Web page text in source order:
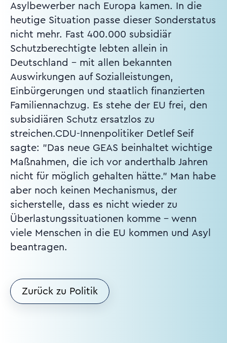
Asylbewerber nach Europa kamen. In die
heutige Situation passe dieser Sonderstatus
nicht mehr. Fast 400.000 subsidiär
Schutzberechtigte lebten allein in
Deutschland - mit allen bekannten
Auswirkungen auf Sozialleistungen,
Einbürgerungen und staatlich finanzierten
Familiennachzug. Es stehe der EU frei, den
subsidiären Schutz ersatzlos zu
streichen.CDU-Innenpolitiker Detlef Seif
sagte: "Das neue GEAS beinhaltet wichtige
Maßnahmen, die ich vor anderthalb Jahren
nicht für möglich gehalten hätte." Man habe
aber noch keinen Mechanismus, der
sicherstelle, dass es nicht wieder zu
Überlastungssituationen komme - wenn
viele Menschen in die EU kommen und Asyl
beantragen.
Zurück zu Politik